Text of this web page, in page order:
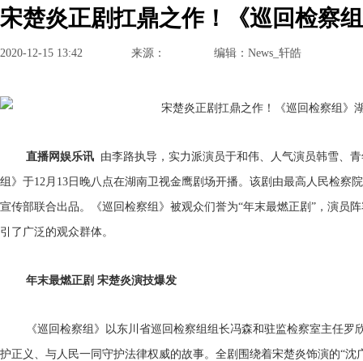
宋楚炎正剧扛鼎之作！《巡回检察
2020-12-15 13:42 来源： 编辑：News_轩皓
直播网娱乐讯 由李路执导，实力派演员于和伟、人气演员韩雪、
组》于12月13日晚八点在湖南卫视金鹰剧场开播。该剧由最高人民检察
宣传部联合出品。《巡回检察组》被观众们誉为“年末最燃正剧”，演员
引了广泛的观众群体。
年末最燃正剧 宋楚炎演技爆发
《巡回检察组》以东川省巡回检察组组长冯森和驻监检察室主任
护正义、与人民一同守护法律权威的故事。全剧围绕着宋楚炎饰演的“沈